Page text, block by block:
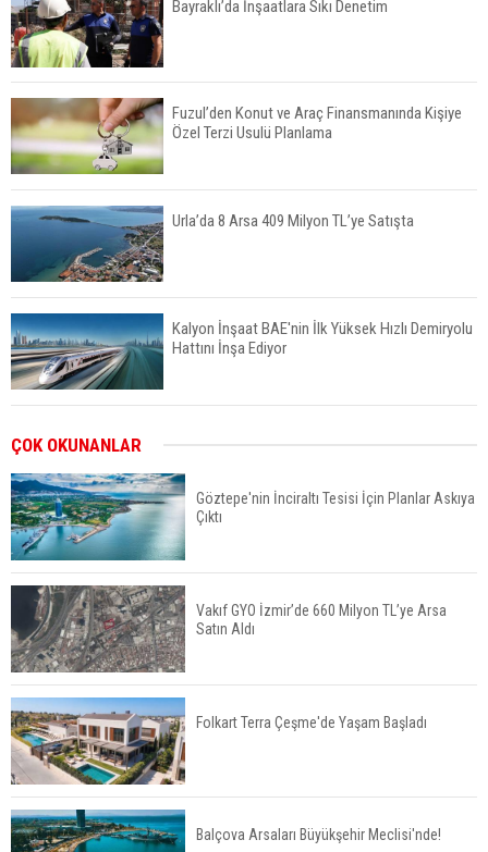
Bayraklı’da İnşaatlara Sıkı Denetim
Fuzul’den Konut ve Araç Finansmanında Kişiye
Özel Terzi Usulü Planlama
Urla’da 8 Arsa 409 Milyon TL’ye Satışta
Kalyon İnşaat BAE'nin İlk Yüksek Hızlı Demiryolu
Hattını İnşa Ediyor
TOKİ 51 İlde 540 Konut ve İş Yerini Satışa
Sunuyor
Yatırımcıların Bina Tercihi Değişiyor: Dijital Altyapı
Öne Çıkıyor
TOKİ'nin Kiralık Sosyal Konut Modeli Kiraları
Düşürür Mü?
ÇOK OKUNANLAR
Göztepe'nin İnciraltı Tesisi İçin Planlar Askıya
Çıktı
Vakıf GYO İzmir’de 660 Milyon TL’ye Arsa
Satın Aldı
Folkart Terra Çeşme'de Yaşam Başladı
Balçova Arsaları Büyükşehir Meclisi'nde!